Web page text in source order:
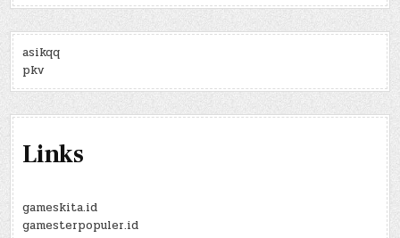
asikqq
pkv
Links
gameskita.id
gamesterpopuler.id